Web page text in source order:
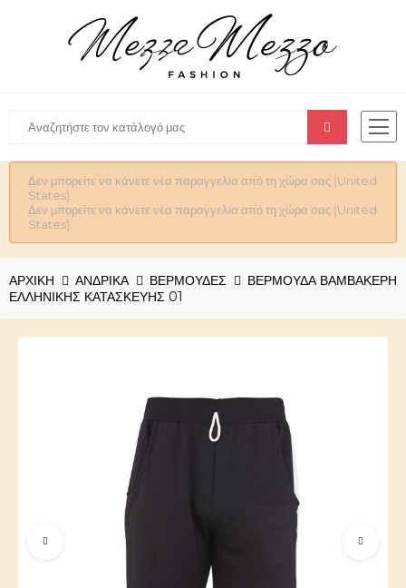
Δεν μπορείτε να κάνετε νέα παραγγελία από τη χώρα σας (United
States).
Δεν μπορείτε να κάνετε νέα παραγγελία από τη χώρα σας (United
States).
ΑΡΧΙΚΉ ΑΝΔΡΙΚΆ ΒΕΡΜΟΥΔΕΣ
ΒΕΡΜΟΎΔΑ ΒΑΜΒΑΚΕΡΉ
ΕΛΛΗΝΙΚΉΣ ΚΑΤΑΣΚΕΥΉΣ 01